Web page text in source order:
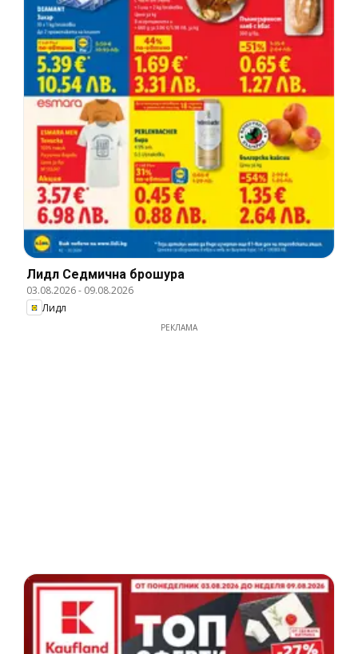
Лидл Cедмична брошура
03.08.2026- 09.08.2026
Лидл
РЕКЛАМА